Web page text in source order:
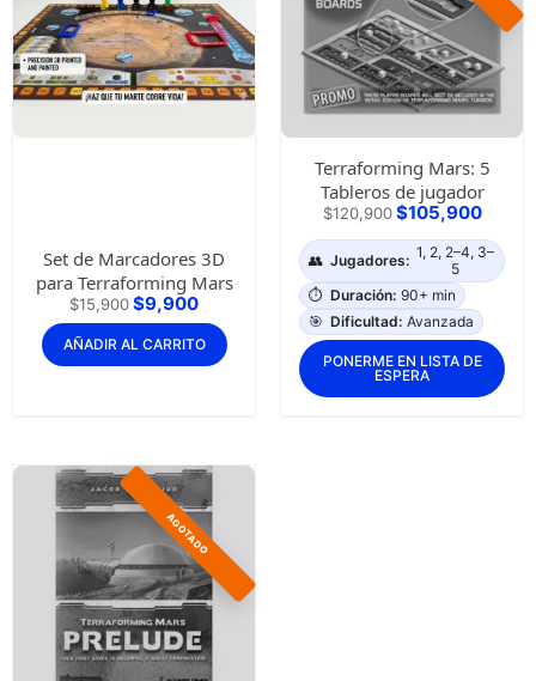
Set de Marcadores 3D
para Terraforming Mars
$15,900$9,900
AÑADIR AL CARRITO
Terraforming Mars: 5
Tableros de jugador
$120,900 $105,900
👥 Jugadores: 1, 2, 2–4, 3–
5
⏱️ Duración: 90+ min
🎯 Dificultad: Avanzada
PONERME EN LISTA DE
ESPERA